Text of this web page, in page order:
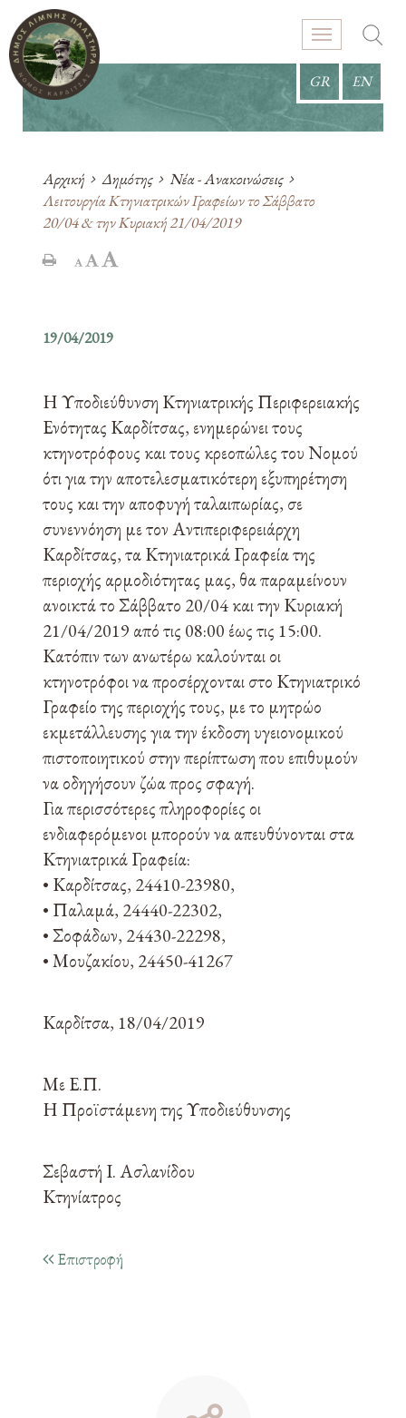
GR EN
Αρχική Δημότης
Νέα - Ανακοινώσεις
Λειτουργία Κτηνιατρικών Γραφείων το Σάββατο
20/04 & την Κυριακή 21/04/2019
19/04/2019
Η Υποδιεύθυνση Κτηνιατρικής Περιφερειακής
Ενότητας Καρδίτσας, ενημερώνει τους
κτηνοτρόφους και τους κρεοπώλες του Νομού
ότι για την αποτελεσματικότερη εξυπηρέτηση
τους και την αποφυγή ταλαιπωρίας, σε
συνεννόηση με τον Αντιπεριφερειάρχη
Καρδίτσας, τα Κτηνιατρικά Γραφεία της
περιοχής αρμοδιότητας μας, θα παραμείνουν
ανοικτά το Σάββατο 20/04 και την Κυριακή
21/04/2019 από τις 08:00 έως τις 15:00.
Κατόπιν των ανωτέρω καλούνται οι
κτηνοτρόφοι να προσέρχονται στο Κτηνιατρικό
Γραφείο της περιοχής τους, με το μητρώο
εκμετάλλευσης για την έκδοση υγειονομικού
πιστοποιητικού στην περίπτωση που επιθυμούν
να οδηγήσουν ζώα προς σφαγή.
Για περισσότερες πληροφορίες οι
ενδιαφερόμενοι μπορούν να απευθύνονται στα
Κτηνιατρικά Γραφεία:
• Καρδίτσας, 24410-23980,
• Παλαμά, 24440-22302,
• Σοφάδων, 24430-22298,
• Μουζακίου, 24450-41267
Καρδίτσα, 18/04/2019
Με Ε.Π.
Η Προϊστάμενη της Υποδιεύθυνσης
Σεβαστή Ι. Ασλανίδου
Κτηνίατρος
Επιστροφή